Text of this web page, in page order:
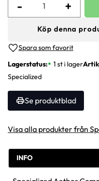
+
-
Lägg till i favoriter
Köp denna
Lagerstatus 1 st i lager
Specialized
Se produktblad
Visa alla produkter från
INFO